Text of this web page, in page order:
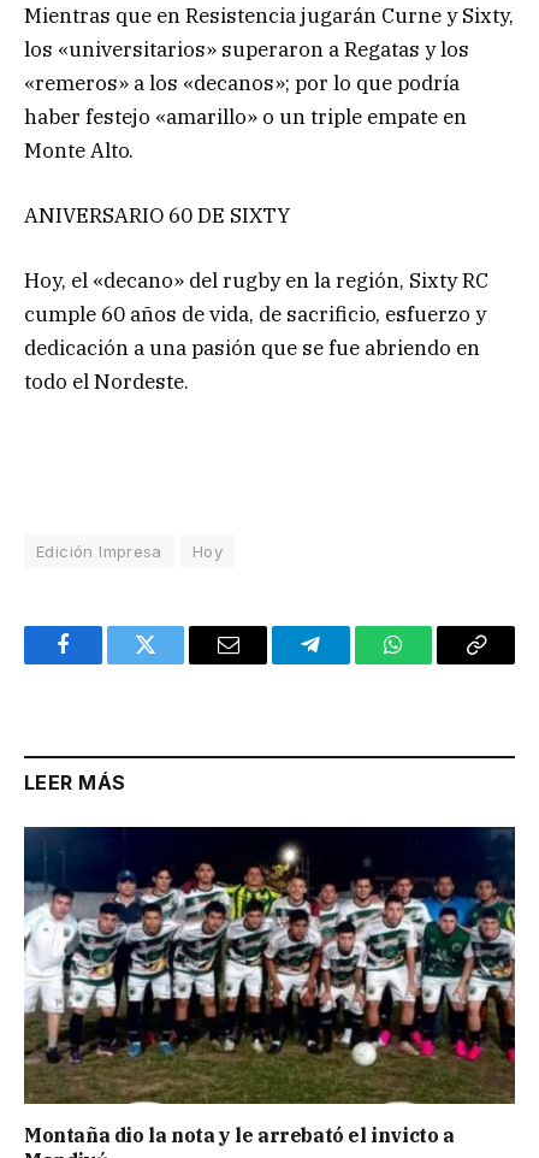
Mientras que en Resistencia jugarán Curne y Sixty,
los «universitarios» superaron a Regatas y los
«remeros» a los «decanos»; por lo que podría
haber festejo «amarillo» o un triple empate en
Monte Alto.
ANIVERSARIO 60 DE SIXTY
Hoy, el «decano» del rugby en la región, Sixty RC
cumple 60 años de vida, de sacrificio, esfuerzo y
dedicación a una pasión que se fue abriendo en
todo el Nordeste.
Edición Impresa Hoy
FacebookTwitter Email TelegramWhatsAppCopy
LEER MÁS
Montaña dio la nota y le arrebató el invicto a